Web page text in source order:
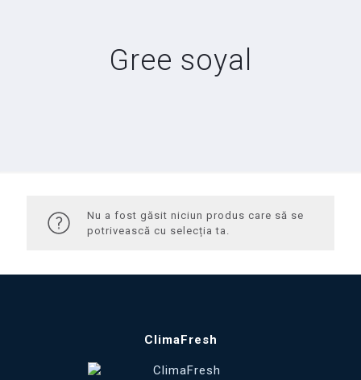
Gree soyal
Nu a fost găsit niciun produs care să se
potrivească cu selecția ta.
ClimaFresh